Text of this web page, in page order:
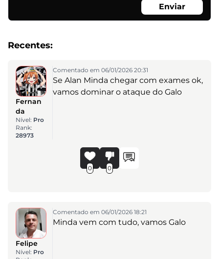
Enviar
Recentes:
Fernan
da
Nível: Pro
Rank:
28973
Comentado em 06/01/2026 20:31
Se Alan Minda chegar com exames ok,
vamos dominar o ataque do Galo
0 0
Felipe
Nível: Pro
Comentado em 06/01/2026 18:21
Minda vem com tudo, vamos Galo